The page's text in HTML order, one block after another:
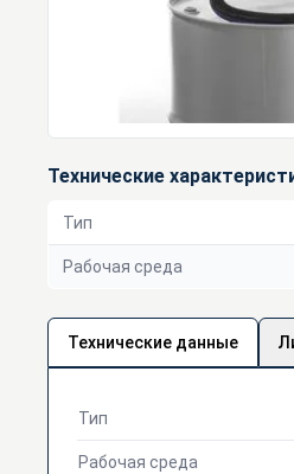
Технические
Тип
Рабочая среда
Технические данные
Тип
Рабочая среда